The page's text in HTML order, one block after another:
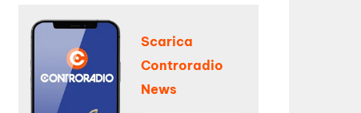
Scarica
Controradio
News